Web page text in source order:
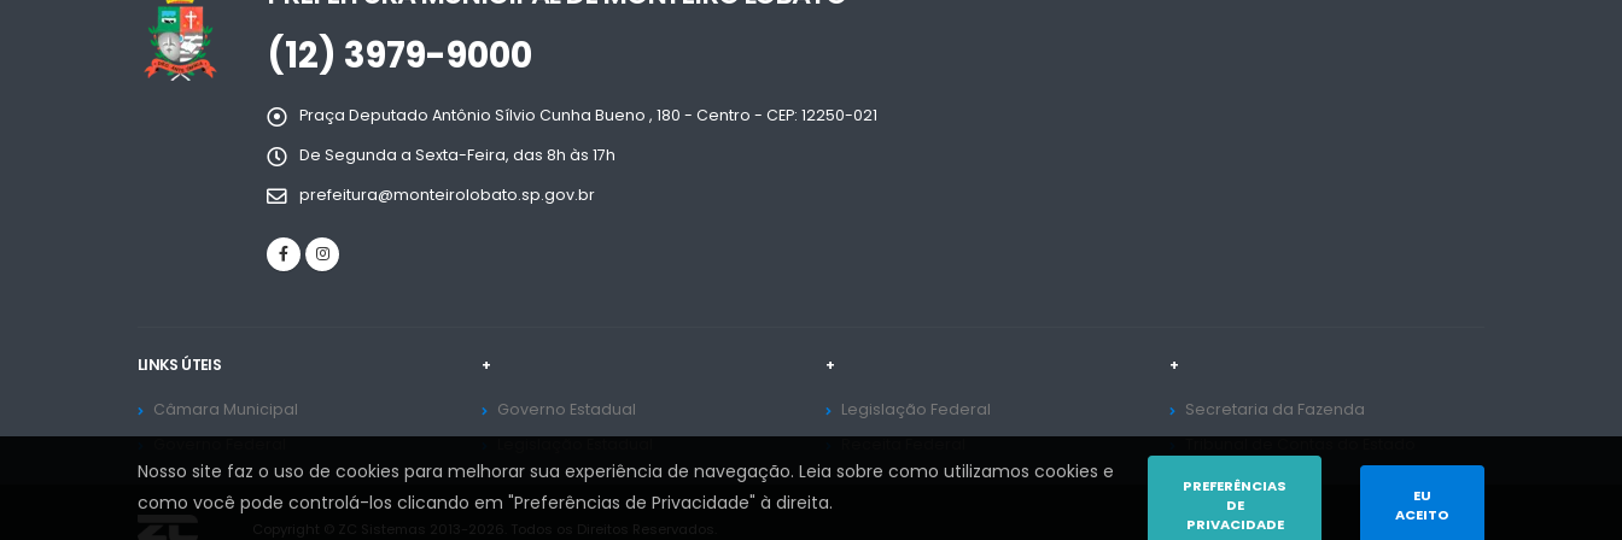
(12) 3979-9000
Praça Deputado Antônio Sílvio Cunha Bueno , 180 - Centro - CEP: 12250-021
De Segunda a Sexta-Feira, das 8h às 17h
prefeitura@monteirolobato.sp.gov.br
LINKS ÚTEIS
Câmara Municipal
+
Governo Estadual
+
Legislação Federal
+
Secretaria da Fazenda
Nosso site faz o uso de cookies para melhorar sua experiência de navegação. Leia sobre como utilizamos cookies e
como você pode controlá-los clicando em "Preferências de Privacidade" à direita.
PREFERÊNCIAS
DE
PRIVACIDADE
EU
ACEITO